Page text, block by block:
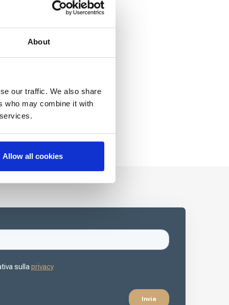
About
our traffic. We also share
who may combine it with
Allow all cookies